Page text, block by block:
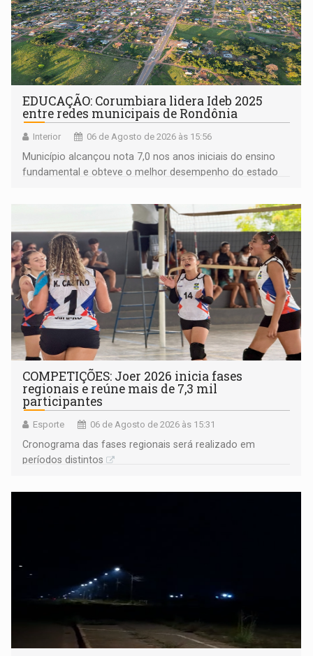
EDUCAÇÃO: Corumbiara lidera Ideb 2025
entre redes municipais de Rondônia
Interior 06 de Agosto de 2026 às 15:56
Município alcançou nota 7,0 nos anos iniciais do ensino
fundamental e obteve o melhor desempenho do estado
COMPETIÇÕES: Joer 2026 inicia fases
regionais e reúne mais de 7,3 mil
participantes
Esporte 06 de Agosto de 2026 às 15:31
Cronograma das fases regionais será realizado em
períodos distintos